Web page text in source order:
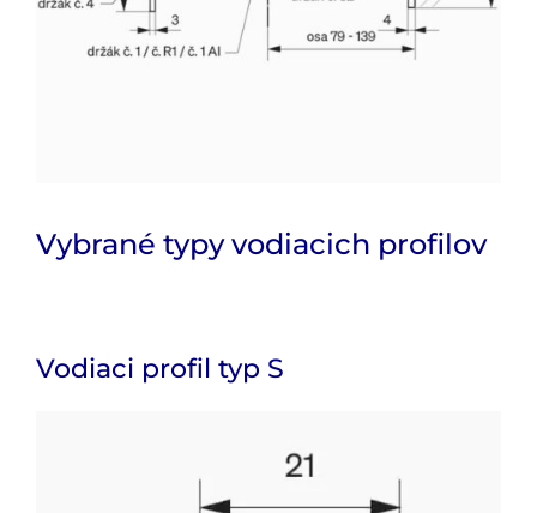
Vybrané typy vodiacich profilov
Vodiaci profil typ S